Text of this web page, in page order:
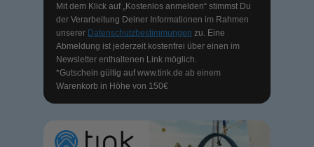
Mit dem Klick auf „Kostenlos anmelden“ stimmst Du
der Verarbeitung Deiner Informationen im Rahmen
unserer Datenschutzbestimmungen zu. Eine
Abmeldung ist jederzeit kostenfrei über einen im
Newsletter enthaltenen Link möglich.
*Gutschein gültig aufwww.tink.de ab einem
Warenkorb in Höhe von 150€